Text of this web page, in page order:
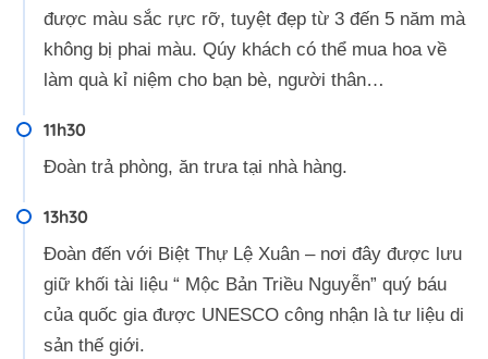
được màu sắc rực rỡ, tuyệt đẹp từ 3 đến 5 năm mà
không bị phai màu. Qúy khách có thể mua hoa về
làm quà kỉ niệm cho bạn bè, người thân…
11h30
Đoàn trả phòng, ăn trưa tại nhà hàng.
13h30
Đoàn đến với Biệt Thự Lệ Xuân – nơi đây được lưu
giữ khối tài liệu “ Mộc Bản Triều Nguyễn” quý báu
của quốc gia được UNESCO công nhận là tư liệu di
sản thế giới.